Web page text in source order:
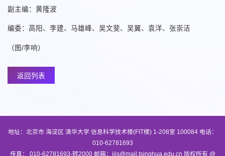
副主编：黄隆波
编委：高阳、李建、马雄峰、吴文斐、吴翼、袁洋、张崇洁
（图/李响）
返回列表
地址：北京市 海淀区 清华大学 信息科学技术楼(FIT楼) 1-208室 100084 电话：
010-62781693
传真： 010-62781693-转2000 邮箱：iiis@mail.tsinghua.edu.cn 版权所有 @